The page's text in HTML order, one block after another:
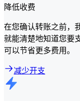
降低收费
在您确认转账之前，
就能清楚地知道您要
可以节省更多费用。
减少开支